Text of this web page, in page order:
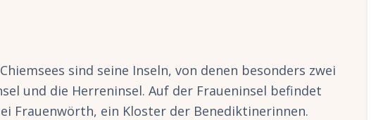
sind seine Inseln, von denen besonders zwei
und die Herreninsel. Auf der Fraueninsel befindet
Frauenwörth, ein Kloster der Benediktinerinnen.